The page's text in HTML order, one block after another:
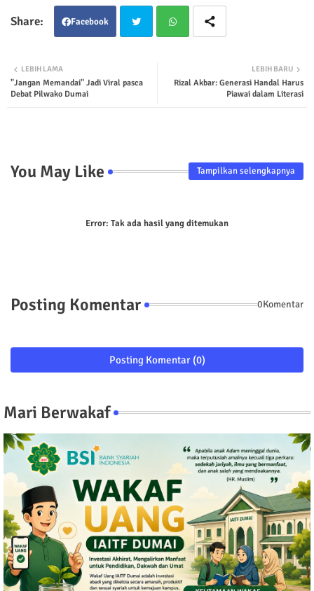
Facebook
ter tsap
LEBIH BARU
Rizal Akbar: Generasi Handal Harus
Piawai dalam Literasi
LEBIH LAMA
"Jangan Memandai" Jadi Viral pasca
Debat Pilwako Dumai
You May Like Tampilkan selengkapnya
Error: Tak ada hasil yang ditemukan
Posting Komentar 0Komentar
Posting Komentar (0)
Mari Berwakaf